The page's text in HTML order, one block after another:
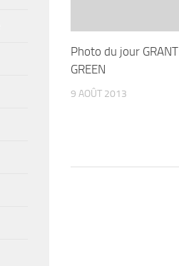
Photo du jour GRANT
GREEN
9 AOÛT 2013